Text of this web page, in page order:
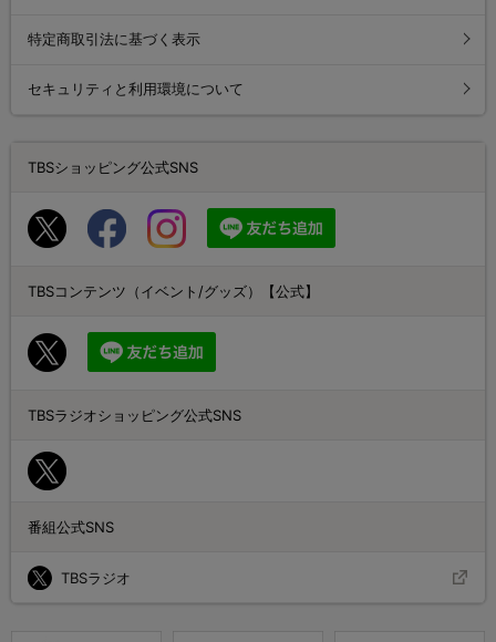
特定商取引法に基づく表示
セキュリティと利用環境について
TBSショッピング公式SNS
TBSコンテンツ（イベント/グッズ）【公式】
TBSラジオショッピング公式SNS
番組公式SNS
TBSラジオ